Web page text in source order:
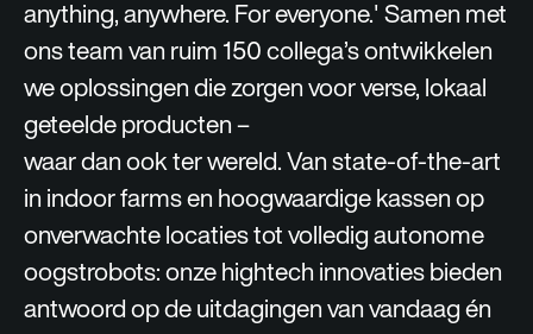
anything, anywhere. For everyone.' Samen met
ons team van ruim 150 collega’s ontwikkelen
we oplossingen die zorgen voor verse, lokaal
geteelde producten –
waar dan ook ter wereld. Van state-of-the-art
in indoor farms en hoogwaardige kassen op
onverwachte locaties tot volledig autonome
oogstrobots: onze hightech innovaties bieden
antwoord op de uitdagingen van vandaag én